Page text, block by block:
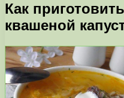
Как
квашеной